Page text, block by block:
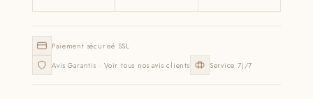
Paiement sécurisé SSL
Avis Garantis · Voir tous nos avis clients
Service 7j/7